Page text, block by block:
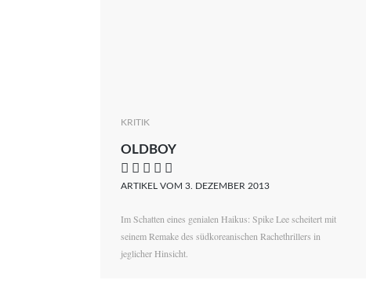
KRITIK
OLDBOY
    
ARTIKEL VOM 3. DEZEMBER 2013
Im Schatten eines genialen Haikus: Spike Lee scheitert mit
seinem Remake des südkoreanischen Rachethrillers in
jeglicher Hinsicht.